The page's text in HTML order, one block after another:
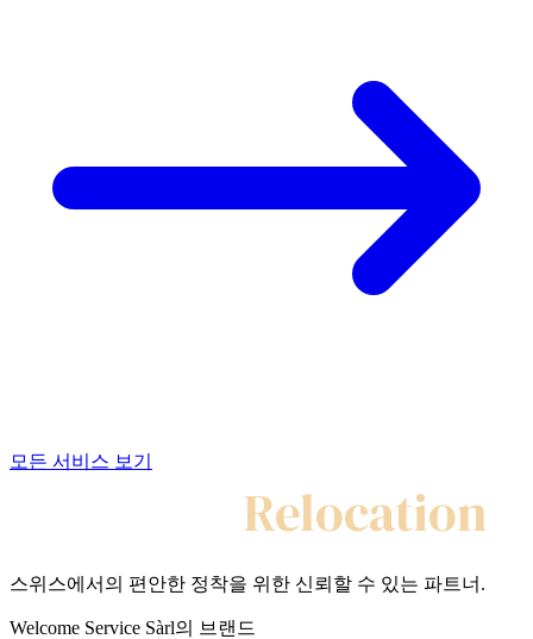
모든 서비스 보기
Relocation
스위스에서의 편안한 정착을 위한 신뢰할 수 있는 파트너.
Welcome Service Sàrl의 브랜드